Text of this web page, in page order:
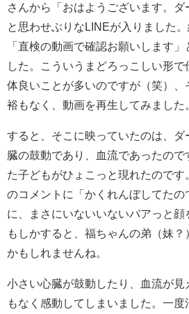
さんから「おはようございます。
と思わせぶりなLINEが入りました
「直検の動画で確認お願いします
した。こういうまどろっこしい形
体良いことが多いのですが（笑）、
裕もなく、動画を再生してみました
すると、そこに映っていたのは、
臓の鼓動であり、血流であったの
た子どもがひょこっと現れたので
のコメントに「かくれんぼしてたの
に、まさにいないいないバアっと顔
もしかすると、福ちゃんの弟（妹
かもしれませんね。
小さい心臓が鼓動したり、血流が
もなく感動してしまいました。一